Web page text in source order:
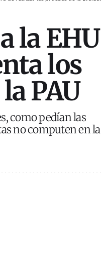
la EHU
los
PAU
como pedían las
no computen en la